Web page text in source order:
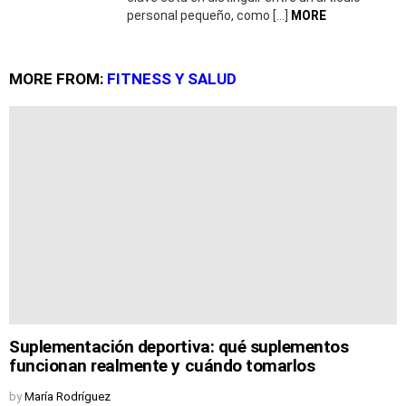
personal pequeño, como […]
MORE
MORE FROM: FITNESS Y SALUD
Suplementación deportiva: qué suplementos
funcionan realmente y cuándo tomarlos
by María Rodríguez